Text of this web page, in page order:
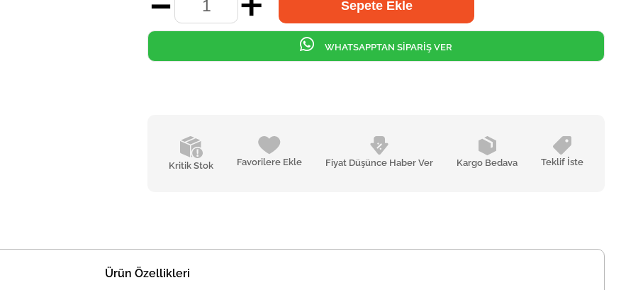
Kritik Stok Favorilere Ekle Fiyat Düşünce Haber Ver Kargo Bedava Teklif İste
WHATSAPPTAN SİPARİŞ VER
Ürün Özellikleri